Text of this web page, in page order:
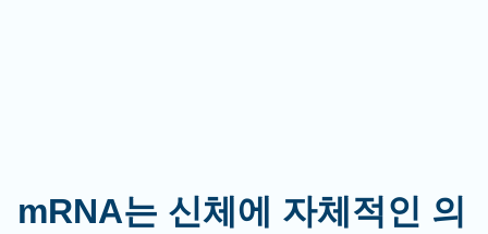
mRNA는 신체에 자체적인 의